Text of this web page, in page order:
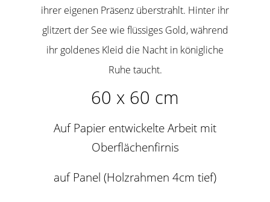
ihrer eigenen Präsenz überstrahlt. Hinter ihr
glitzert der See wie flüssiges Gold, während
ihr goldenes Kleid die Nacht in königliche
Ruhe taucht.
60 x 60 cm
Auf Papier entwickelte Arbeit mit
Oberflächenfirnis
auf Panel (Holzrahmen 4cm tief)